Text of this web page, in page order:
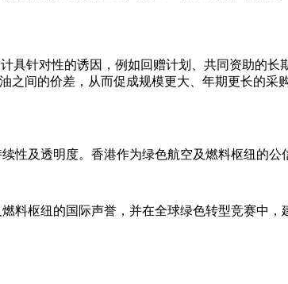
具针对性的诱因，例如回赠计划、共同资助的
间的价差，从而促成规模更大、年期更长的
性及透明度。香港作为绿色航空及燃料枢纽的
料枢纽的国际声誉，并在全球绿色转型竞赛中，